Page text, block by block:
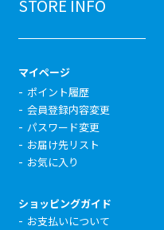
STORE INFO
マイページ
ポイント履歴
会員登録内容変更
パスワード変更
お届け先リスト
お気に入り
ショッピングガイド
お支払いについて